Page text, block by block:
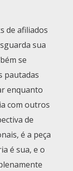
de afiliados
sua
se
pautadas
enquanto
com outros
de
é a peça
é sua, e o